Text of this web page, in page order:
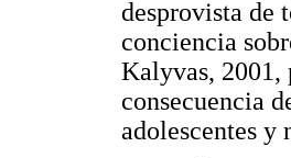
desprovista de
conciencia
Kalyvas, 2001,
consecuencia
adolescentes y